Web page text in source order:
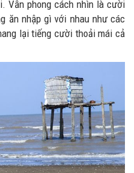
Vẫn phong cách nhìn là cười
ăn nhập gì với nhau như các
lại tiếng cười thoải mái cả